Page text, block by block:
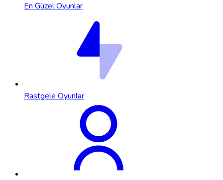
En Güzel Oyunlar
Rastgele Oyunlar